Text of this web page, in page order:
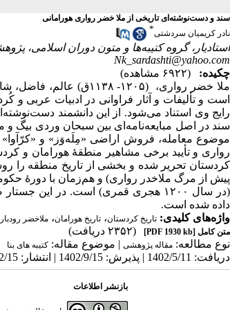
سند و دست‌نوشته‌ای تاریخی از ملا خضر رواری هورامانی
نادر کریمیان سردشتی*
استادیار، گروه کتیبه‌ها و متون دوران اسلامی،
Nk_sardashti@yahoo.com
چکیده:
(۶۹۲۲ مشاهده)
ملا خضر رواری،
است و تألیفات و آثار فراوانی در ادبیات عربی و
رایج وی استناد می‌شود. از این دانشمند
سند در اصل مبایعه‌نامه‌ای بین سبحان وردی بیگ
موضوع معامله، فروش اراضی «مِلَه‌وَز» و
رواری و تأیید برخی مشاهیر منطقۀ هورامان و
پیش از مرگ ملاخدر رواری) و هم‌زمان با دورۀ
(در سال ۱۲۰۰ هجری قمری) است. در
داده شده است.
واژه‌های کلیدی: تاریخ کردستان، تاریخ هورامان، ملاخضر
متن کامل [PDF 1930 kb]
(۲۳۵۲ دریافت)
نوع مطالعه: مقاله پژوهشی | موضوع مقاله: کتیبه های بنا
دریافت: 1402/5/11 | پذیرش: 1402/9/15 | انتشار: 1402/12/15
بازنشر اطلاعات